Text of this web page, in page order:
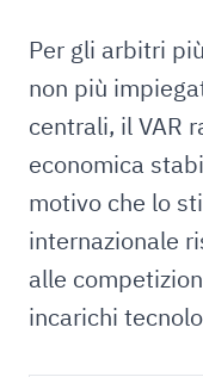
Per gli arbitri
non più
centrali, il VAR
economica
motivo che lo
internazionale
alle
incarichi